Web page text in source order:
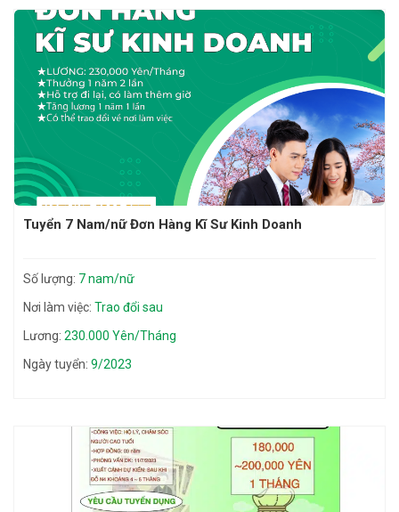
Tuyển 7 Nam/nữ Đơn Hàng Kĩ Sư Kinh Doanh
Số lượng: 7 nam/nữ
Nơi làm việc: Trao đổi sau
Lương: 230.000 Yên/Tháng
Ngày tuyển: 9/2023